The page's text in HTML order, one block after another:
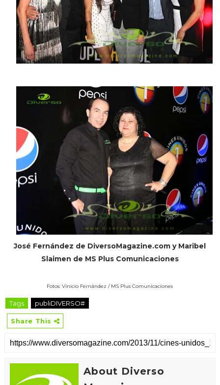
José Fernández de DiversoMagazine.com y Maribel
Slaimen de MS Plus Comunicaciones
Fotos: Vinicio Fernández / MS Plus Comunicaciones
Tags publiDIVERSO#
Share This
About Diverso